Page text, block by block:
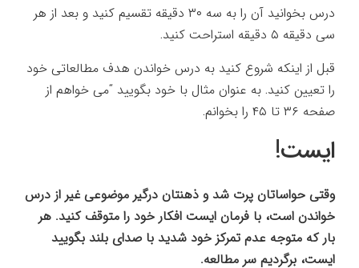
درس بخوانید آن را به سه ۳۰ دقیقه تقسیم کنید و بعد از هر
سی دقیقه ۵ دقیقه استراحت کنید.
قبل از اینکه شروع کنید به درس خواندن هدف مطالعاتی خود
را تعیین کنید. به عنوان مثال با خود بگویید “می خواهم از
صفحه ۳۶ تا ۴۵ را بخوانم.
ایست!
وقتی حواساتان پرت شد و ذهنتان درگیر موضوعی غیر از درس
خواندن است، با فرمان ایست افکار خود را متوقف کنید. هر
بار که متوجه عدم تمرکز خود شدید با صدای بلند بگویید
ایست، برگردیم سر مطالعه.